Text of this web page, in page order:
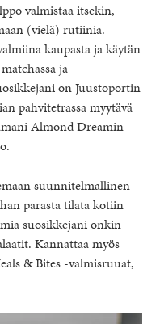
valmistaa itsekin,
(vielä) rutiinia.
kaupasta ja käytän
ja
on Juustoportin
pahvitetrassa myytävä
Almond Dreamin
suunnitelmallinen
parasta tilata kotiin
suosikkejani onkin
Kannattaa myös
& Bites -valmisruuat,